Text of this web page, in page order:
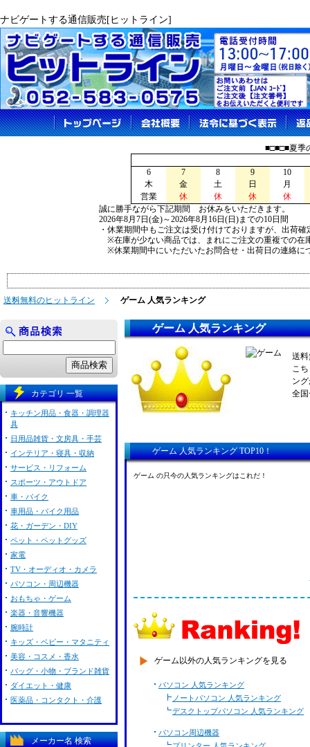
ナビゲートする通信販売[ヒットライン]
■□■□■夏季
6 7 8 9
10
木
金 土 日
月
営業
休 休 休
休
誠に勝手ながら下記期間 お休みをいただきます。
2026年8月7日(金)～2026年8月16日(日)までの10日間
・休業期間中もご注文は受け付けておりますが、出荷
※在庫が少ない商品では、まれにご注文の重複での在
※休業期間中にいただいたお問合せ・出荷日の連絡に
送料無料のヒットライン ゲーム 人気ランキング
ゲーム 人気ランキング
送
こ
ン
全
ゲーム 人気ランキング TOP10！
ゲーム の只今の人気ランキングはこれだ！
ゲーム以外の人気ランキングを見る
パソコン 人気ランキング
ノートパソコン 人気ランキング
デスクトップパソコン 人気ランキング
パソコン周辺機器
カテゴリ 一覧
キッチン用品・食器・調理器
具
日用品雑貨・文房具・手芸
インテリア・寝具・収納
サービス・リフォーム
スポーツ・アウトドア
車・バイク
車用品・バイク用品
花・ガーデン・DIY
ペット・ペットグッズ
家電
TV・オーディオ・カメラ
パソコン・周辺機器
おもちゃ・ゲーム
楽器・音響機器
腕時計
キッズ・ベビー・マタニティ
美容・コスメ・香水
バッグ・小物・ブランド雑貨
ダイエット・健康
医薬品・コンタクト・介護
メーカー名 検索